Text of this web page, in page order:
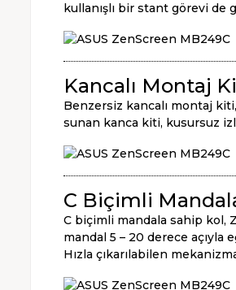
kullanışlı bir stant görevi
Kancalı Montaj
Benzersiz kancalı montaj
sunan kanca kiti, kusursuz
C Biçimli
C biçimli mandala sahip kol,
mandal 5 – 20 derece açıyla
Hızla çıkarılabilen